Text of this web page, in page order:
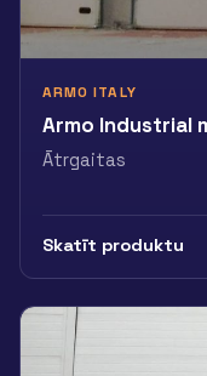
ARMO ITALY
Armo Industrial
Ātrgaitas
Skatīt produktu